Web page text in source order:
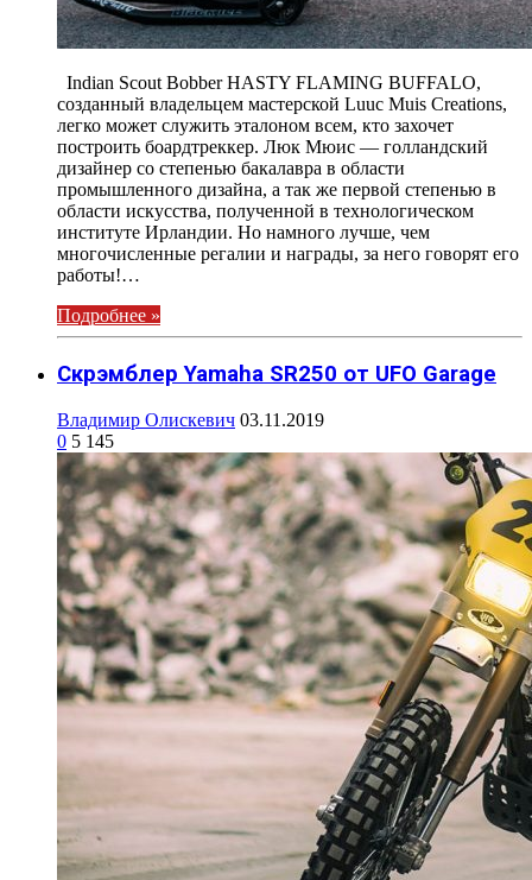
Indian Scout Bobber HASTY FLAMING BUFFALO,
созданный владельцем мастерской Luuc Muis Creations,
легко может служить эталоном всем, кто захочет
построить боардтреккер. Люк Мюис — голландский
дизайнер со степенью бакалавра в области
промышленного дизайна, а так же первой степенью в
области искусства, полученной в технологическом
институте Ирландии. Но намного лучше, чем
многочисленные регалии и награды, за него говорят его
работы!…
Подробнее »
Скрэмблер Yamaha SR250 от UFO Garage
Владимир Олискевич 03.11.2019
0 5 145